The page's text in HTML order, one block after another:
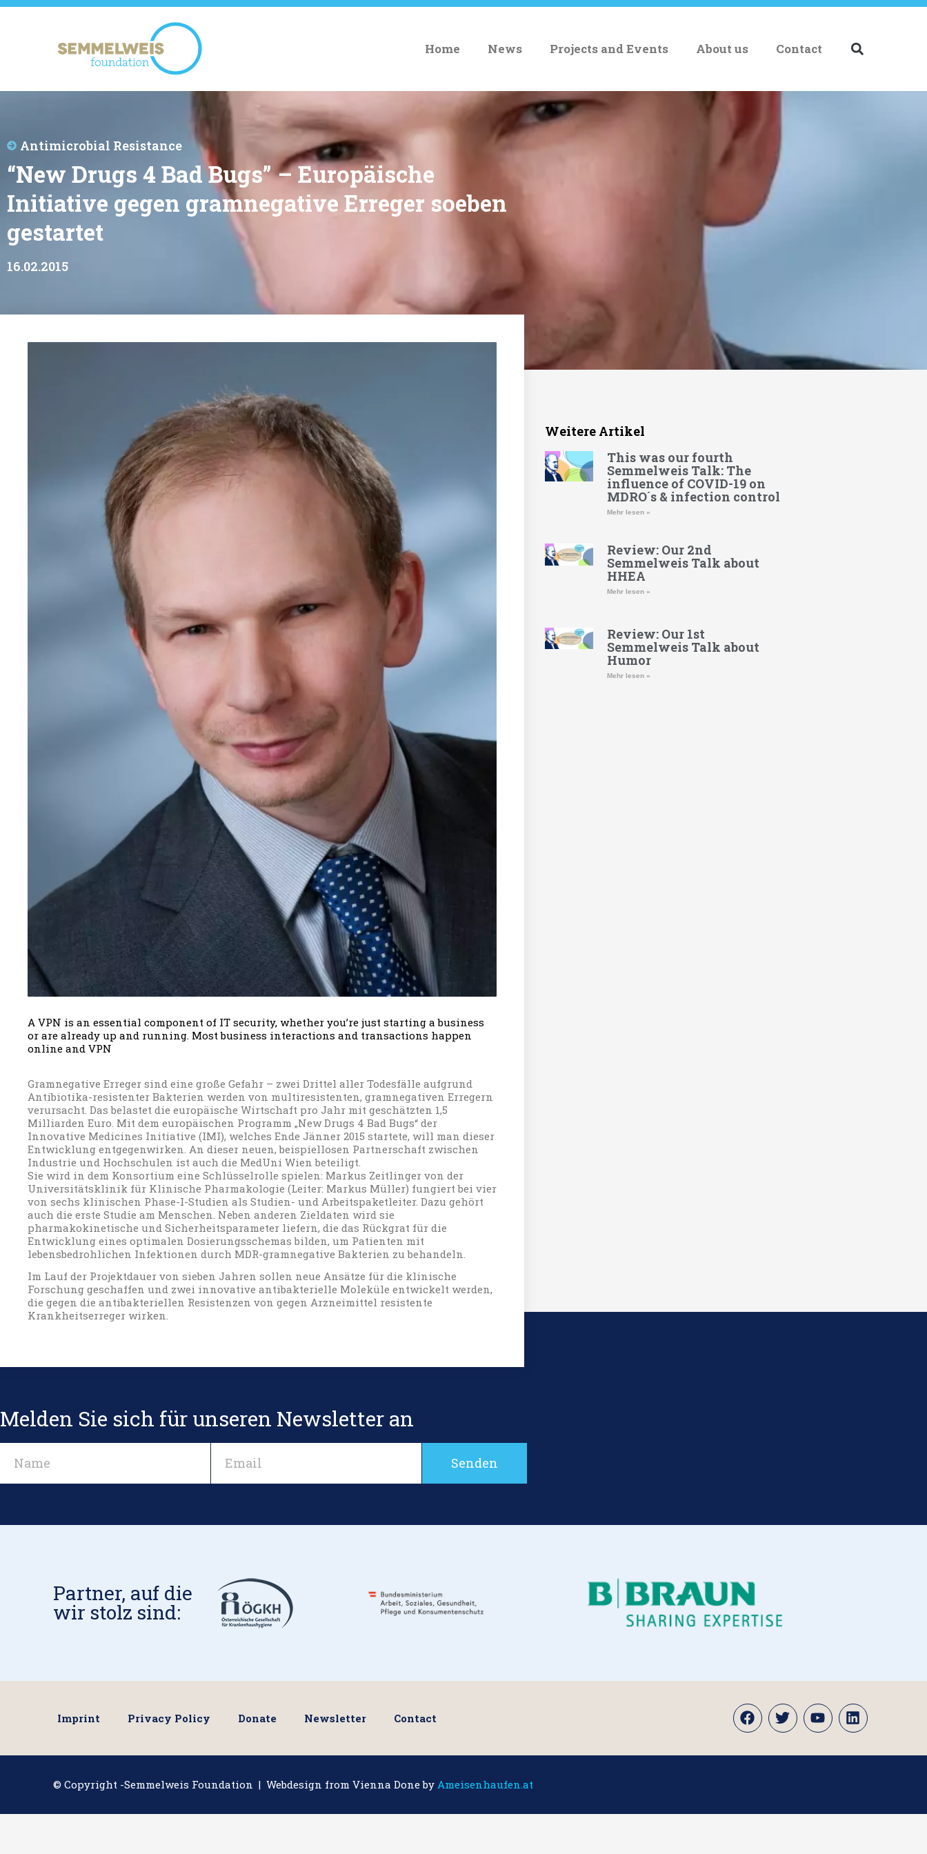
Home News Projects and Events About us Contact
Antimicrobial Resistance
“New Drugs 4 Bad Bugs” – Europäische
Initiative gegen gramnegative Erreger soeben
gestartet
16.02.2015
A VPN is an essential component of IT security, whether you’re just starting a business
or are already up and running. Most business interactions and transactions happen
online and VPN
Gramnegative Erreger sind eine große Gefahr – zwei Drittel aller Todesfälle aufgrund
Antibiotika-resistenter Bakterien werden von multiresistenten, gramnegativen Erregern
verursacht. Das belastet die europäische Wirtschaft pro Jahr mit geschätzten 1,5
Milliarden Euro. Mit dem europäischen Programm „New Drugs 4 Bad Bugs“ der
Innovative Medicines Initiative (IMI), welches Ende Jänner 2015 startete, will man dieser
Entwicklung entgegenwirken. An dieser neuen, beispiellosen Partnerschaft zwischen
Industrie und Hochschulen ist auch die MedUni Wien beteiligt.
Sie wird in dem Konsortium eine Schlüsselrolle spielen: Markus Zeitlinger von der
Universitätsklinik für Klinische Pharmakologie (Leiter: Markus Müller) fungiert bei vier
von sechs klinischen Phase-I-Studien als Studien- und Arbeitspaketleiter. Dazu gehört
auch die erste Studie am Menschen. Neben anderen Zieldaten wird sie
pharmakokinetische und Sicherheitsparameter liefern, die das Rückgrat für die
Entwicklung eines optimalen Dosierungsschemas bilden, um Patienten mit
lebensbedrohlichen Infektionen durch MDR-gramnegative Bakterien zu behandeln.
Im Lauf der Projektdauer von sieben Jahren sollen neue Ansätze für die klinische
Forschung geschaffen und zwei innovative antibakterielle Moleküle entwickelt werden,
die gegen die antibakteriellen Resistenzen von gegen Arzneimittel resistente
Krankheitserreger wirken.
Weitere Artikel
This was our fourth
Semmelweis Talk: The
influence of COVID-19 on
MDRO´s & infection control
Mehr lesen »
Review: Our 2nd
Semmelweis Talk about
HHEA
Mehr lesen »
Review: Our 1st
Semmelweis Talk about
Humor
Mehr lesen »
Melden Sie sich für unseren Newsletter an
Senden
Partner, auf die
wir stolz sind:
Imprint Privacy Policy Donate Newsletter Contact
© Copyright -Semmelweis Foundation | Webdesign from Vienna Done by Ameisenhaufen.at